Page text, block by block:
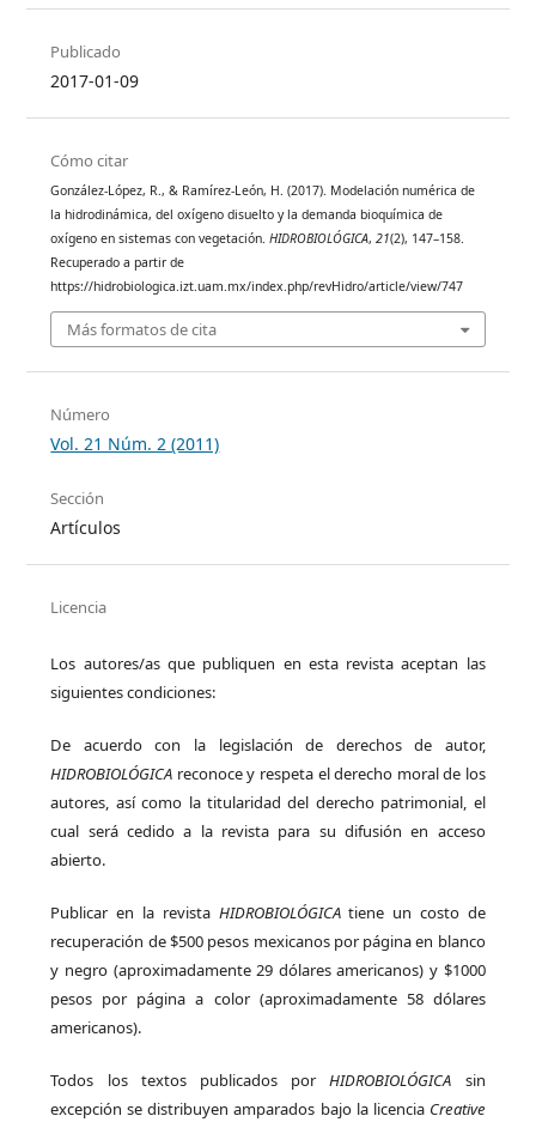
Publicado
2017-01-09
Cómo citar
González-López, R., & Ramírez-León, H. (2017). Modelación numérica de
la hidrodinámica, del oxígeno disuelto y la demanda bioquímica de
oxígeno en sistemas con vegetación.HIDROBIOLÓGICA,21(2), 147–158.
Recuperado a partir de
https://hidrobiologica.izt.uam.mx/index.php/revHidro/article/view/747
Más formatos de cita
Número
Vol. 21 Núm. 2 (2011)
Sección
Artículos
Licencia
Los autores/as que publiquen en esta revista aceptan las
siguientes condiciones:
De acuerdo con la legislación de derechos de autor,
HIDROBIOLÓGICA reconoce y respeta el derecho moral de los
autores, así como la titularidad del derecho patrimonial, el
cual será cedido a la revista para su difusión en acceso
abierto.
Publicar en la revista HIDROBIOLÓGICAtiene un costo de
recuperación de $500 pesos mexicanos por página en blanco
y negro (aproximadamente 29 dólares americanos) y $1000
pesos por página a color (aproximadamente 58 dólares
americanos).
Todos los textos publicados porHIDROBIOLÓGICA sin
excepción se distribuyen amparados bajo la licencia Creative